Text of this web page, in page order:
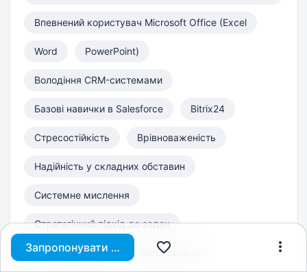
Запропонувати вакансію
Впевнений користувач Microsoft Office (Excel
Word PowerPoint)
Володіння CRM-системами
Базові навички в Salesforce Bitrix24
Стресостійкість Врівноваженість
Надійність у складних обставин
Системне мислення
Стратегічний підхід до задач
Самодисципліна Витривалість